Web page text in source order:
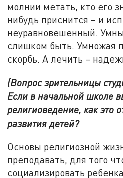
молнии метать, кто его
нибудь приснится – и
неуравновешенный.
слишком быть. Умножая
скорбь. А лечить –
(Вопрос зрительницы
Если в начальной школе
религиоведение, как это
развития детей?
Основы религиозной
преподавать, для того
социализировать